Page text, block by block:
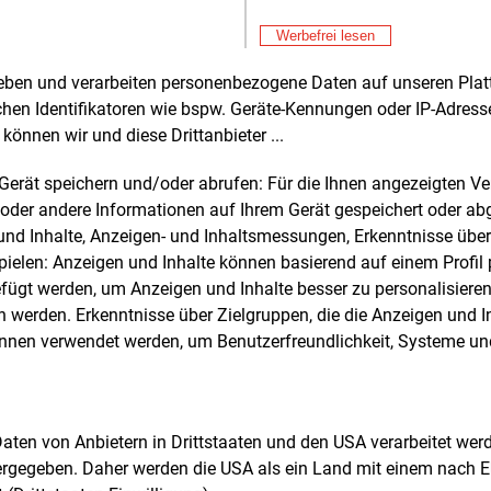
Werbefrei lesen
und verarbeiten personenbezogene Daten auf unseren
Identifikatoren wie bspw. Geräte-Kennungen oder IP-
wir und diese Drittanbieter ...
speichern und/oder abrufen: Für die Ihnen angezeigten
andere Informationen auf Ihrem Gerät gespeichert oder
Inhalte, Anzeigen- und Inhaltsmessungen, Erkenntnisse
Anzeigen und Inhalte können basierend auf einem Profil
werden, um Anzeigen und Inhalte besser zu
werden. Erkenntnisse über Zielgruppen, die die Anzeigen und
verwendet werden, um Benutzerfreundlichkeit, Systeme
von Anbietern in Drittstaaten und den USA verarbeitet
Daher werden die USA als ein Land mit einem nach
Eigenverbrauch des produzierten PV-
nicht weiter belastet.
In Deutschland sind je nach
rund 1.000
realistisch. Eine 100-kW-Anlage
damit etwa 100.000
der bei frei stehenden
der Tageslast liegt und somit eine
Händler und Immobilienbranche
Strang ziehen und die realen
überwinden. Das ist unsere
E&M
E-
E&M
E&M